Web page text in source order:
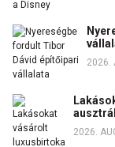
2026.
2026.